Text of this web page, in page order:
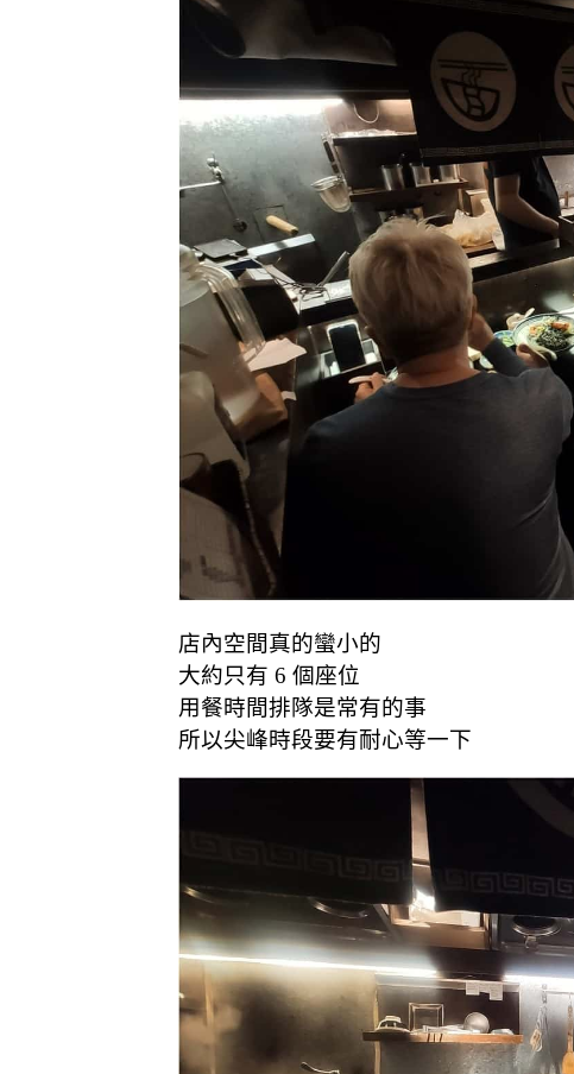
店內空間真的蠻小的
大約只有 6 個座位
用餐時間排隊是常有的事
所以尖峰時段要有耐心等一下